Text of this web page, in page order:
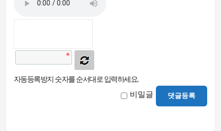
자동등록방지 숫자를 순서대로 입력하세요.
비밀글 댓글등록